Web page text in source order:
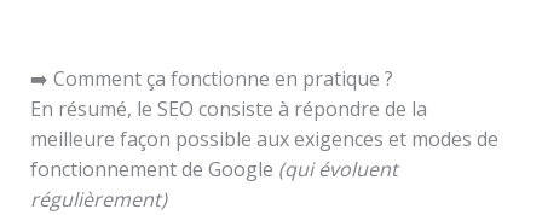
➡️ Comment ça fonctionne en pratique ?
En résumé, le SEO consiste à répondre de la
meilleure façon possible aux exigences et modes de
fonctionnement de Google (qui évoluent
régulièrement)